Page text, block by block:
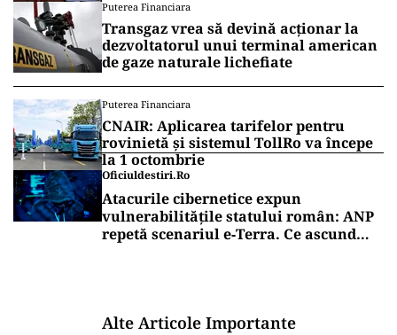
Puterea Financiara
Transgaz vrea să devină acționar la
dezvoltatorul unui terminal american
de gaze naturale lichefiate
Puterea Financiara
CNAIR: Aplicarea tarifelor pentru
rovinietă și sistemul TollRo va începe
la 1 octombrie
Oficiuldestiri.ro
Atacurile cibernetice expun
vulnerabilitățile statului român: ANP
repetă scenariul e‑Terra. Ce ascund
Alte Articole Importante